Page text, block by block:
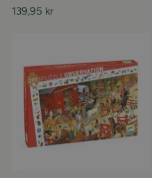
139,95 kr